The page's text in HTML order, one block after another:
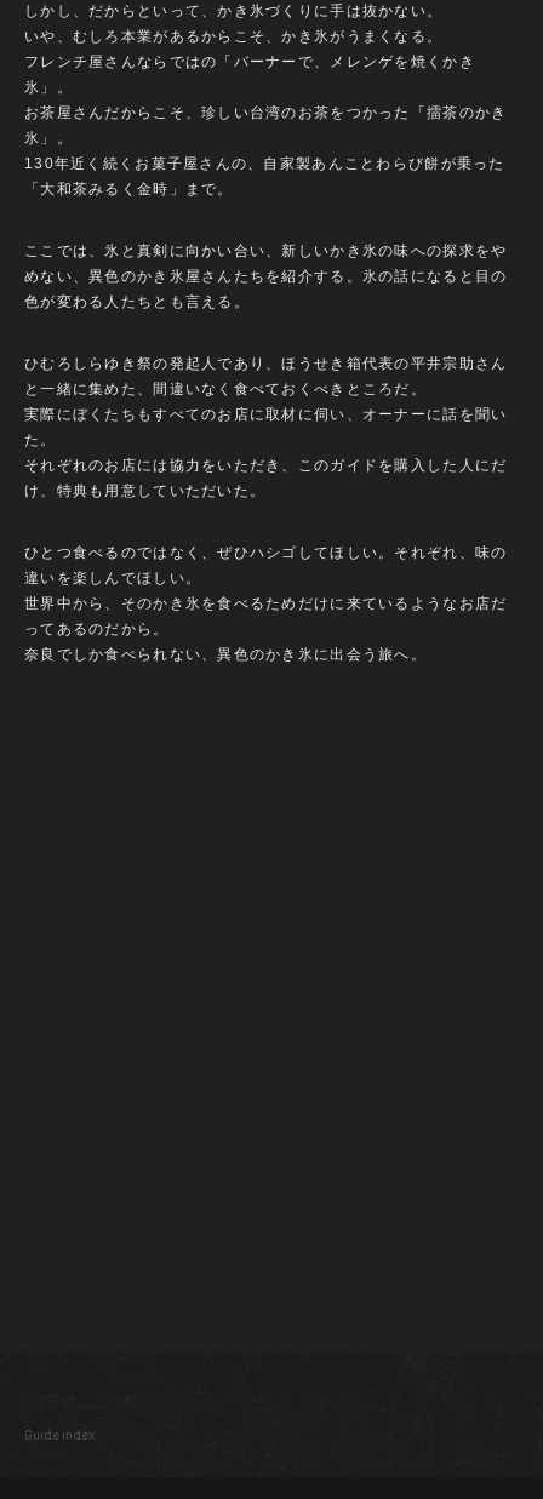
しかし、だからといって、かき氷づくりに手は抜かない。
いや、むしろ本業があるからこそ、かき氷がうまくなる。
フレンチ屋さんならではの「バーナーで、メレンゲを焼くかき
氷」。
お茶屋さんだからこそ、珍しい台湾のお茶をつかった「擂茶のかき
氷」。
130年近く続くお菓子屋さんの、自家製あんことわらび餅が乗った
「大和茶みるく金時」まで。
ここでは、氷と真剣に向かい合い、新しいかき氷の味への探求をや
めない、異色のかき氷屋さんたちを紹介する。氷の話になると目の
色が変わる人たちとも言える。
ひむろしらゆき祭の発起人であり、ほうせき箱代表の平井宗助さん
と一緒に集めた、間違いなく食べておくべきところだ。
実際にぼくたちもすべてのお店に取材に伺い、オーナーに話を聞い
た。
それぞれのお店には協力をいただき、このガイドを購入した人にだ
け、特典も用意していただいた。
ひとつ食べるのではなく、ぜひハシゴしてほしい。それぞれ、味の
違いを楽しんでほしい。
世界中から、そのかき氷を食べるためだけに来ているようなお店だ
ってあるのだから。
奈良でしか食べられない、異色のかき氷に出会う旅へ。
Guide index